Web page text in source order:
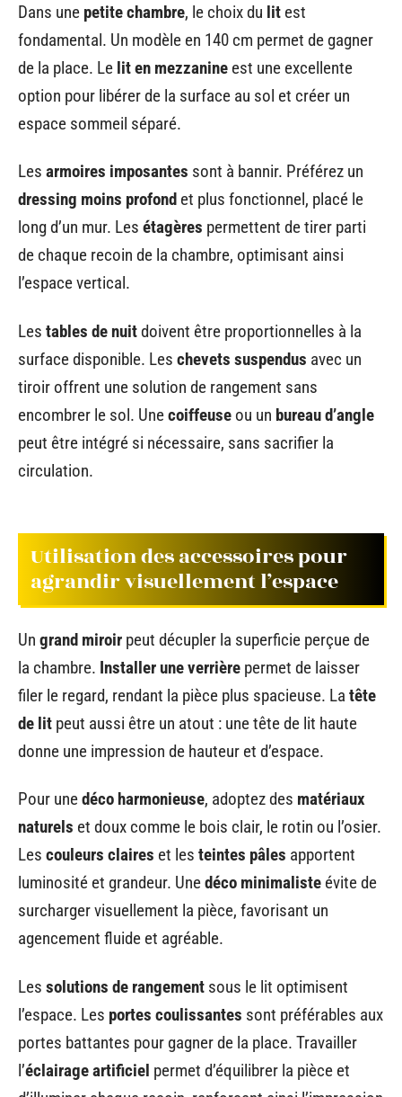
Dans une petite chambre, le choix du lit est
fondamental. Un modèle en 140 cm permet de gagner
de la place. Le lit en mezzanine est une excellente
option pour libérer de la surface au sol et créer un
espace sommeil séparé.
Les armoires imposantes sont à bannir. Préférez un
dressing moins profond et plus fonctionnel, placé le
long d’un mur. Les étagères permettent de tirer parti
de chaque recoin de la chambre, optimisant ainsi
l’espace vertical.
Les tables de nuitdoivent être proportionnelles à la
surface disponible. Les chevets suspendus avec un
tiroir offrent une solution de rangement sans
encombrer le sol. Unecoiffeuse ou un bureau d’angle
peut être intégré si nécessaire, sans sacrifier la
circulation.
Utilisation des accessoires pour
agrandir visuellement l’espace
Un grand miroir peut décupler la superficie perçue de
la chambre. Installer une verrière permet de laisser
filer le regard, rendant la pièce plus spacieuse. La tête
de lit peut aussi être un atout : une tête de lit haute
donne une impression de hauteur et d’espace.
Pour unedéco harmonieuse, adoptez des matériaux
naturels et doux comme le bois clair, le rotin ou l’osier.
Les couleurs claires et les teintes pâles apportent
luminosité et grandeur. Unedéco minimaliste évite de
surcharger visuellement la pièce, favorisant un
agencement fluide et agréable.
Les solutions de rangement sous le lit optimisent
l’espace. Les portes coulissantes sont préférables aux
portes battantes pour gagner de la place. Travailler
l’éclairage artificiel permet d’équilibrer la pièce et